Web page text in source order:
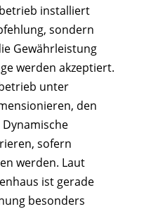
installiert
sondern
Gewährleistung
werden akzeptiert.
unter
den
sofern
werden. Laut
ist gerade
besonders